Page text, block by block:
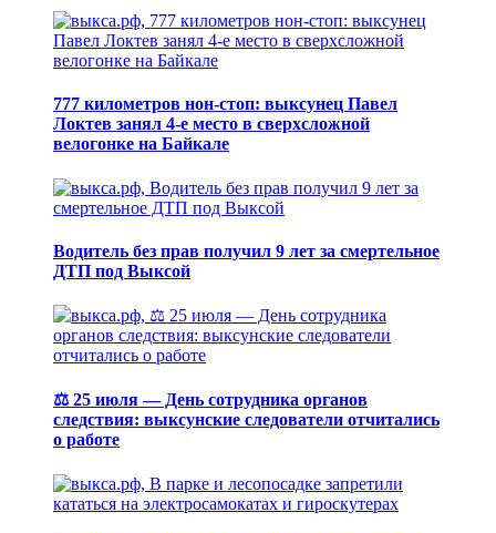
777 километров нон-стоп: выксунец Павел
Локтев занял 4-е место в сверхсложной
велогонке на Байкале
Водитель без прав получил 9 лет за смертельное
ДТП под Выксой
⚖️ 25 июля — День сотрудника органов
следствия: выксунские следователи отчитались
о работе